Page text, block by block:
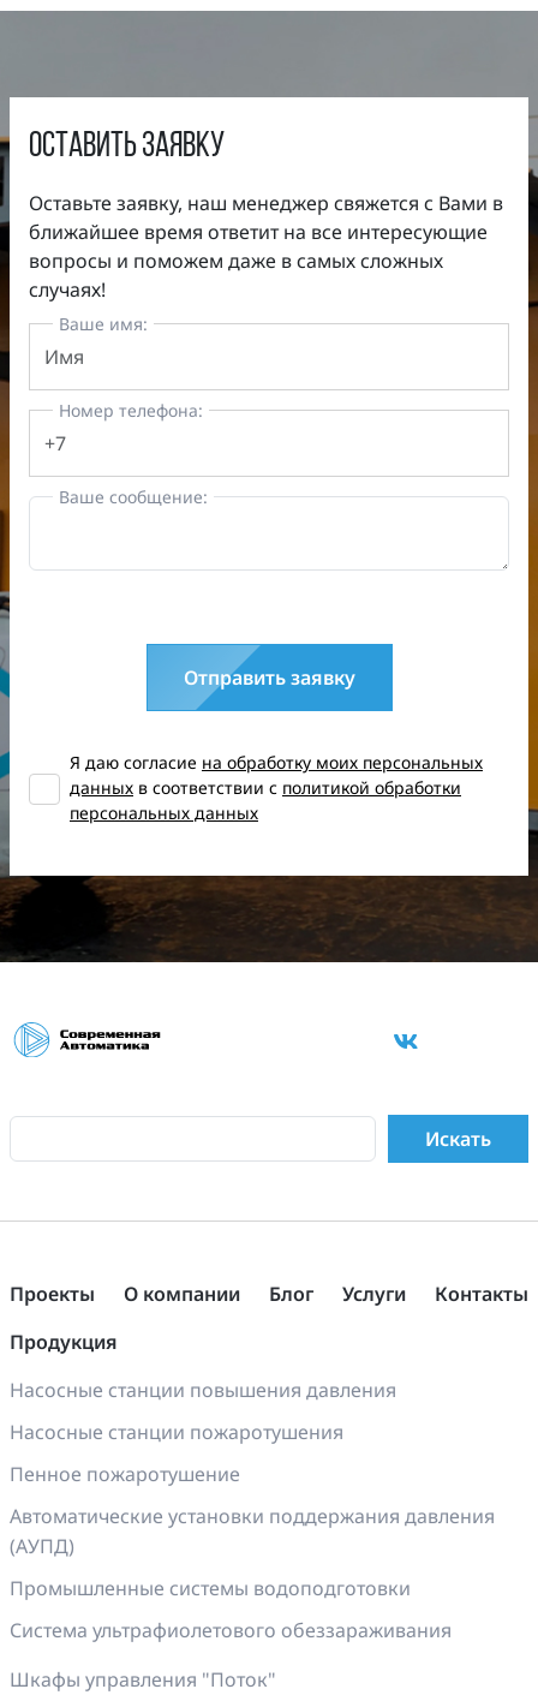
оставить заявку
Оставьте заявку, наш менеджер свяжется с Вами в
ближайшее время ответит на все интересующие
вопросы и поможем даже в самых сложных
случаях!
Ваше имя:
Номер телефона:
Ваше сообщение:
Отправить заявку
Я даю согласие на обработку моих персональных
данных в соответствии с политикой обработки
персональных данных
Проекты О компании Блог Услуги
Контакты
Продукция
Насосные станции повышения давления
Насосные станции пожаротушения
Пенное пожаротушение
Автоматические установки поддержания давления
(АУПД)
Промышленные системы водоподготовки
Система ультрафиолетового обеззараживания
Шкафы управления "Поток"